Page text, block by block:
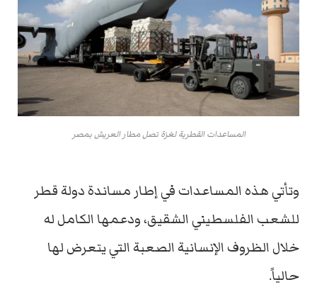
المساعدات القطرية لغزة تصل مطار العريش بمصر
وتأتي هذه المساعدات في إطار مساندة دولة قطر
للشعب الفلسطيني الشقيق، ودعمها الكامل له
خلال الظروف الإنسانية الصعبة التي يتعرض لها
حالياً.